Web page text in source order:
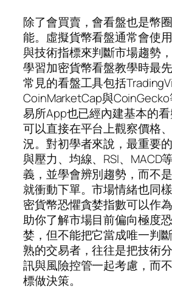
除了會買賣，會看盤也是幣
能。虛擬貨幣看盤通常會使
與技術指標來判斷市場趨勢
學習加密貨幣看盤教學時最先
常見的看盤工具包括
CoinMarketCap與
易所App也已經內建基本的
可以直接在平台上觀察價格
況。對初學者來說，最重要
與壓力、均線、RSI、MACD
義，並學會辨別趨勢，而不
就衝動下單。市場情緒也同
密貨幣恐懼貪婪指數可以作
助你了解市場目前偏向極度
婪，但不能把它當成唯一判
熟的交易者，往往是把技術
訊與風險控管一起考慮，而
標做決策。